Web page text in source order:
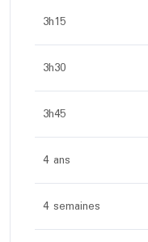
3h15
3h30
3h45
4 ans
4 semaines